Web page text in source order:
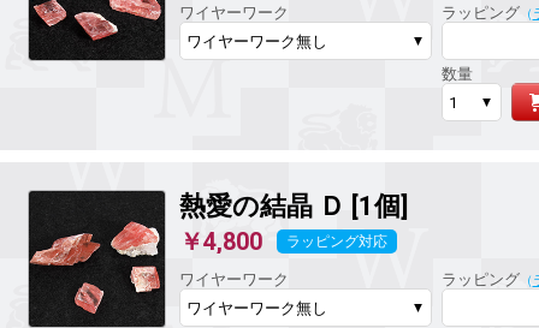
ワイヤーワーク ラッピング （
数量
熱愛の結晶 Ｄ [1個]
￥4,800 ラッピング対応
ワイヤーワーク ラッピング （